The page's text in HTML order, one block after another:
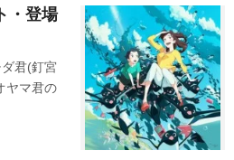
・登場
君(釘宮
ヤマ君の